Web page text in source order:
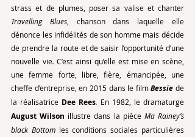
Travelling Blues, chanson dans laquelle elle
dénonce les infidélités de son homme mais décide
de prendre la route et de saisir l’opportunité d’une
nouvelle vie. C’est ainsi qu’elle est mise en scène,
une femme forte, libre, fière, émancipée, une
cheffe d’entreprise, en 2015 dans le film Bessie de
la réalisatrice Dee Rees.
August Wilson illustre dans la pièce Ma Rainey’s
black Bottom les conditions sociales particulières